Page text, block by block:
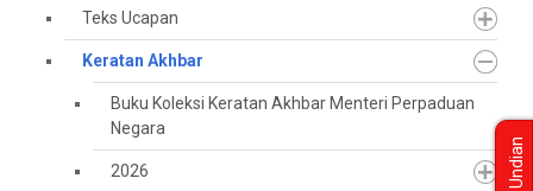
Teks Ucapan
Keratan Akhbar
Buku Koleksi Keratan Akhbar Menteri Perpaduan
Negara
2026 Undian